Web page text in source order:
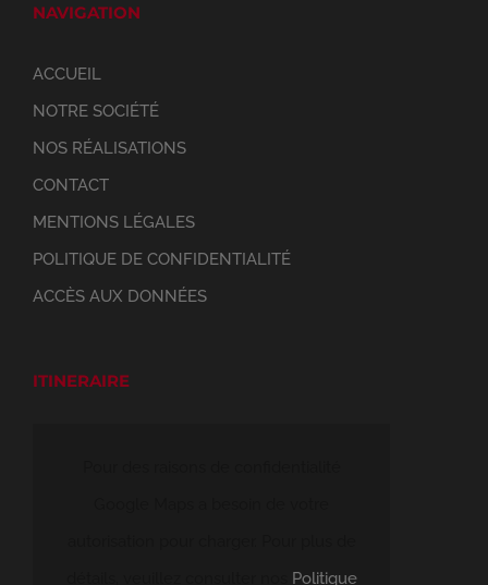
NAVIGATION
ACCUEIL
NOTRE SOCIÉTÉ
NOS RÉALISATIONS
CONTACT
MENTIONS LÉGALES
POLITIQUE DE CONFIDENTIALITÉ
ACCÈS AUX DONNÉES
ITINERAIRE
Politique